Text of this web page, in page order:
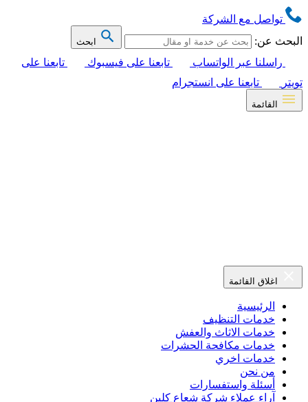
تواصل مع الشركة
البحث عن:
ابحث
راسلنا عبر الواتساب تابعنا على فيسبوك
تابعنا على
تويتر
تابعنا على انستجرام
القائمة
اغلاق القائمة
الرئيسية
خدمات التنظيف
خدمات الاثاث والعفش
خدمات مكافحة الحشرات
خدمات اخري
من نحن
أسئلة واستفسارات
آراء عملاء شركة شعاع كلين